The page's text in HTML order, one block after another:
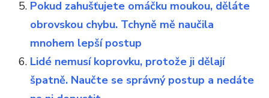
Pokud zahušťujete omáčku moukou, děláte
obrovskou chybu. Tchyně mě naučila
mnohem lepší postup
Lidé nemusí koprovku, protože ji dělají
špatně. Naučte se správný postup a nedáte